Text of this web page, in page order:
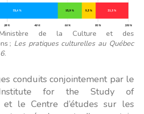
de la Culture et des
; Les pratiques culturelles au Québec
.
conduits conjointement par le
for the Study of
et le Centre d’études sur les